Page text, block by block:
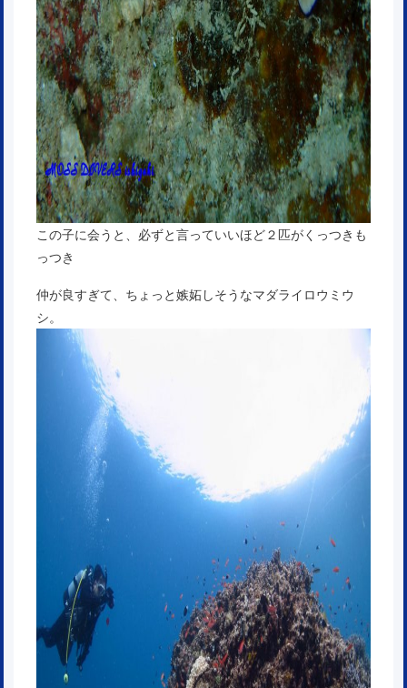
この子に会うと、必ずと言っていいほど２匹がくっつきも
っつき
仲が良すぎて、ちょっと嫉妬しそうなマダライロウミウ
シ。